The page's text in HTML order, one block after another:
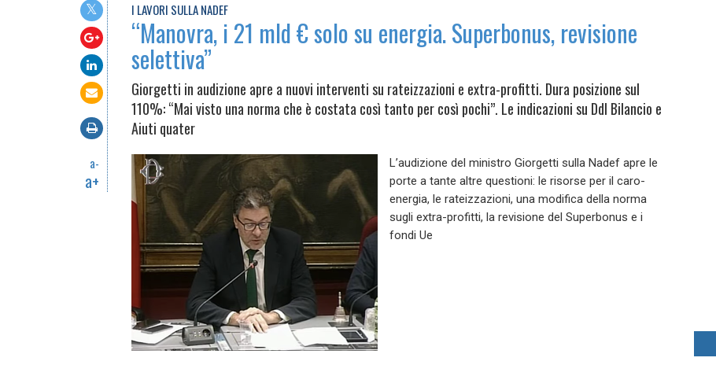
a-
a+
I LAVORI SULLA NADEF
“Manovra, i 21 mld € solo su energia. Superbonus, revisione
selettiva”
Giorgetti in audizione apre a nuovi interventi su rateizzazioni e extra-profitti. Dura posizione sul
110%: “Mai visto una norma che è costata così tanto per così pochi”. Le indicazioni su Ddl Bilancio e
Aiuti quater
L’audizione del ministro Giorgetti sulla Nadef apre le
porte a tante altre questioni: le risorse per il caro-
energia, le rateizzazioni, una modifica della norma
sugli extra-profitti, la revisione del Superbonus e i
fondi Ue